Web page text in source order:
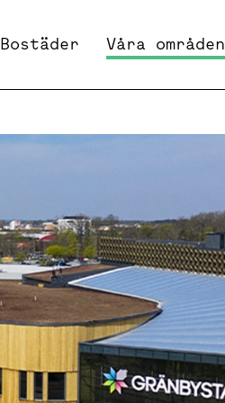
Bostäder Våra områden